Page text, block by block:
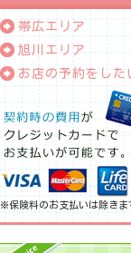
帯広エリア
旭川エリア
お店の予約をした
※保険料のお支払いは除きま